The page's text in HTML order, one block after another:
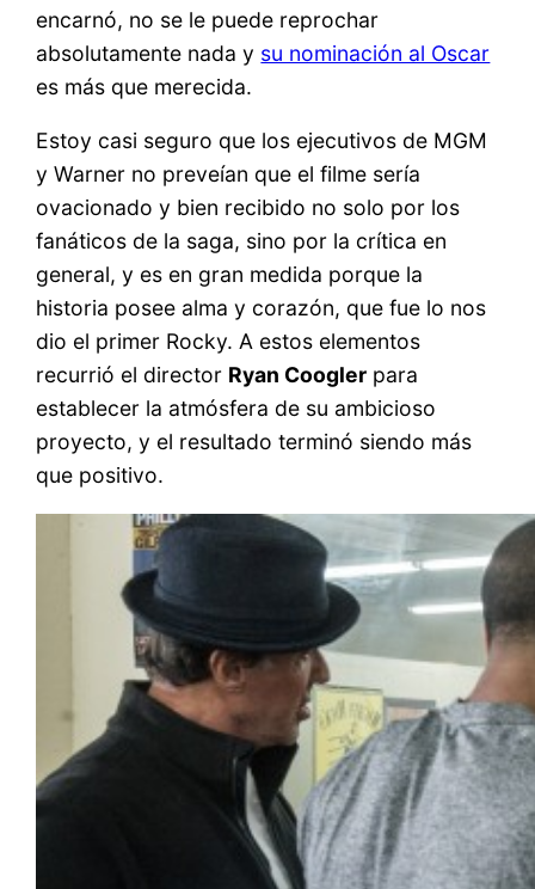
encarnó, no se le puede reprochar
absolutamente nada y su nominación al Oscar
es más que merecida.
Estoy casi seguro que los ejecutivos de MGM
y Warner no preveían que el filme sería
ovacionado y bien recibido no solo por los
fanáticos de la saga, sino por la crítica en
general, y es en gran medida porque la
historia posee alma y corazón, que fue lo nos
dio el primer Rocky. A estos elementos
recurrió el director Ryan Coogler para
establecer la atmósfera de su ambicioso
proyecto, y el resultado terminó siendo más
que positivo.